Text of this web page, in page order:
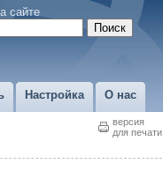
сайте
Настройка О нас
версия
для печати